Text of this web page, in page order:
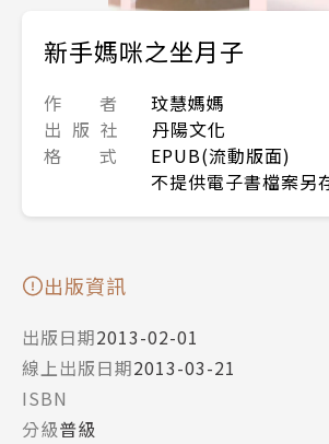
新手媽咪之坐月子
作 者
玟慧媽媽
出 版 社
丹陽文化
格 式
EPUB(流動版面)
不提供電子書檔案另
出版資訊
出版日期2013-02-01
線上出版日期2013-03-21
ISBN
分級普級